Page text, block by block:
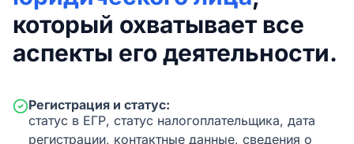
который охватывает все
аспекты его деятельности.
Регистрация и статус:
статус в ЕГР, статус налогоплательщика, дата
регистрации, контактные данные, сведения о